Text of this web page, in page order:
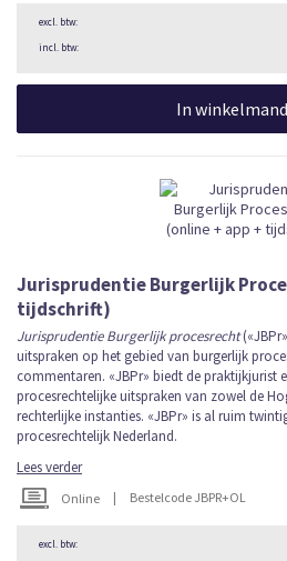
In
Jurisprudentie Burgerlijk
tijdschrift)
Jurisprudentie Burgerlijk procesrecht
uitspraken op het gebied van burgerlijk
commentaren. «JBPr» biedt de praktijkjurist
procesrechtelijke uitspraken van zowel de
rechterlijke instanties. «JBPr» is al ruim
procesrechtelijk Nederland.
Lees verder
Online | Bestelcode JBPR+OL